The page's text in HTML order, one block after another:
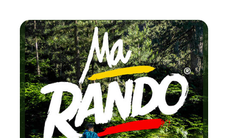
Chaque mois
testez un circuit labellisé
FFRandonnée